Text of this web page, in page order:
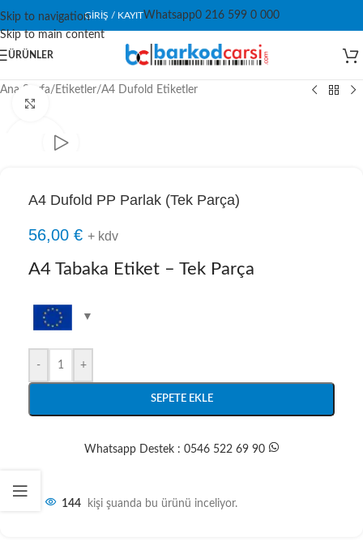
Skip to navigation
Skip to main content
GIRIŞ / KAYITWhatsapp0 216 599 0 000
ÜRÜNLER
Ana Sayfa/ Etiketler/A4 Dufold Etiketler
A4 Dufold PP Parlak (Tek Parça)
56,00 € + kdv
A4 Tabaka Etiket – Tek Parça
- +
SEPETE EKLE
Whatsapp Destek : 0546 522 69 90
144 kişi şuanda bu ürünü inceliyor.